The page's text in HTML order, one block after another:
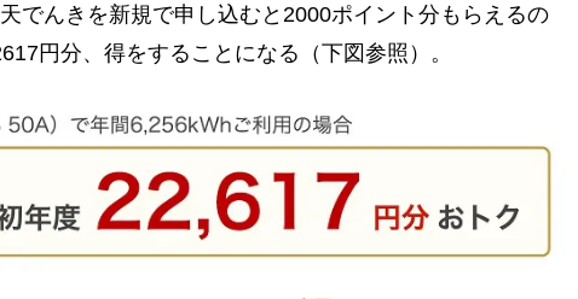
でんきを新規で申し込むと2000ポイント分もらえるの
円分、得をすることになる（下図参照）。